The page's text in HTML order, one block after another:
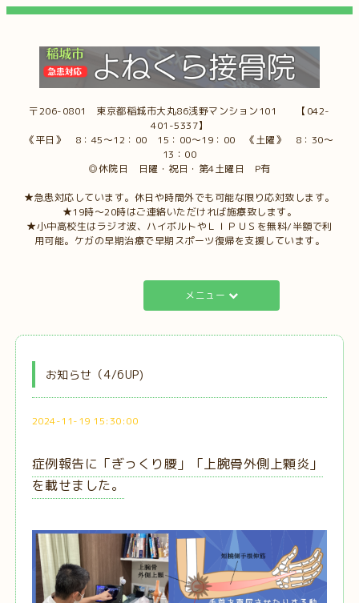
〒206-0801 東京都稲城市大丸86浅野マンション101 【042-
401-5337】
《平日》 8：45～12：00 15：00～19：00 《土曜》 8：30～
13：00
◎休院日 日曜・祝日・第4土曜日 P有
★急患対応しています。休日や時間外でも可能な限り応対致します。
★19時～20時はご連絡いただければ施療致します。
★小中高校生はラジオ波、ハイボルトやＬＩＰＵＳを無料/半額で利
用可能。ケガの早期治療で早期スポーツ復帰を支援しています。
メニュー
お知らせ（4/6UP)
2024-11-19 15:30:00
症例報告に「ぎっくり腰」「上腕骨外側上顆炎」
を載せました。